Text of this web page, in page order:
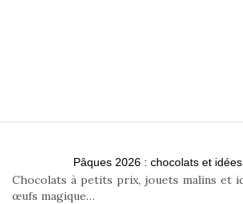
Pâques 2026 : chocolats et
Chocolats à petits prix, jouets malins et
œufs magique…